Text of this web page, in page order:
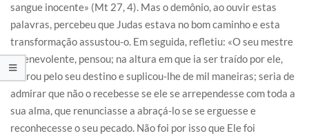
sangue inocente» (Mt 27, 4). Mas o demônio, ao ouvir estas
palavras, percebeu que Judas estava no bom caminho e esta
transformação assustou-o. Em seguida, refletiu: «O seu mestre
é benevolente, pensou; na altura em que ia ser traído por ele,
chorou pelo seu destino e suplicou-lhe de mil maneiras; seria de
admirar que não o recebesse se ele se arrependesse com toda a
sua alma, que renunciasse a abraçá-lo se se erguesse e
reconhecesse o seu pecado. Não foi por isso que Ele foi